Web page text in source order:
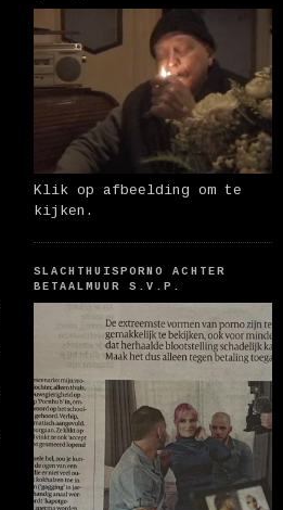
Klik op afbeelding om te
kijken.
SLACHTHUISPORNO ACHTER
BETAALMUUR S.V.P.